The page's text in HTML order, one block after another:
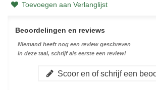
Toevoegen aan Verlanglijst
Beoordelingen en reviews
Niemand heeft nog een review geschreven
in deze taal, schrijf als eerste een review!
Scoor en of schrijf een